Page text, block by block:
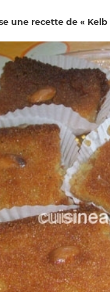
une recette de «